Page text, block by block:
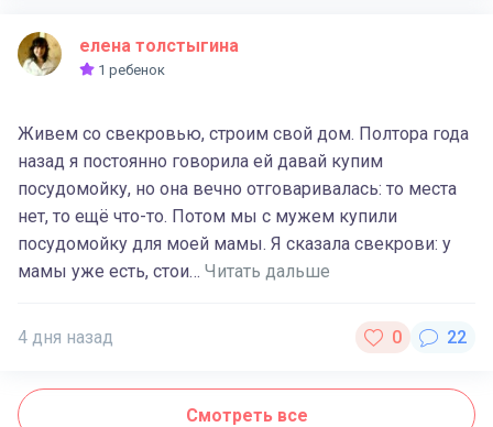
елена толстыгина
1 ребенок
Живем со свекровью, строим свой дом. Полтора года
назад я постоянно говорила ей давай купим
посудомойку, но она вечно отговаривалась: то места
нет, то ещё что-то. Потом мы с мужем купили
посудомойку для моей мамы. Я сказала свекрови: у
мамы уже есть, стои… Читать дальше
4 дня назад
Смотреть все